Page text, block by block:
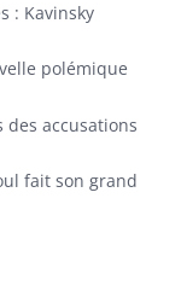
: Kavinsky
polémique
des accusations
fait son grand